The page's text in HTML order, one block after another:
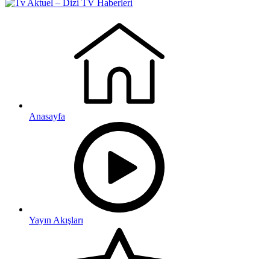
Anasayfa
Yayın Akışları